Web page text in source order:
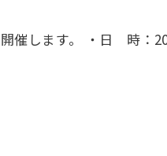
催します。 ・日 時：